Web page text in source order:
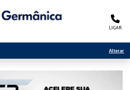
LIGAR
Alterar